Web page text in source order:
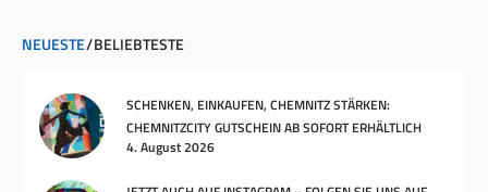
NEUESTE BELIEBTESTE
SCHENKEN, EINKAUFEN, CHEMNITZ STÄRKEN:
CHEMNITZCITY GUTSCHEIN AB SOFORT ERHÄLTLICH
4. August 2026